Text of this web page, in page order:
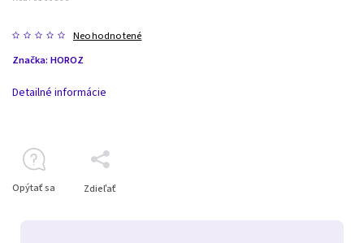
Neohodnotené
Značka: HOROZ
Detailné informácie
Opýtať sa Zdieľať